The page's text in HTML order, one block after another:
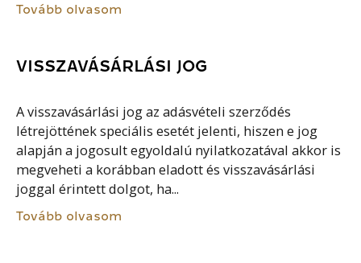
Tovább olvasom
VISSZAVÁSÁRLÁSI JOG
A visszavásárlási jog az adásvételi szerződés
létrejöttének speciális esetét jelenti, hiszen e jog
alapján a jogosult egyoldalú nyilatkozatával akkor is
megveheti a korábban eladott és visszavásárlási
joggal érintett dolgot, ha...
Tovább olvasom